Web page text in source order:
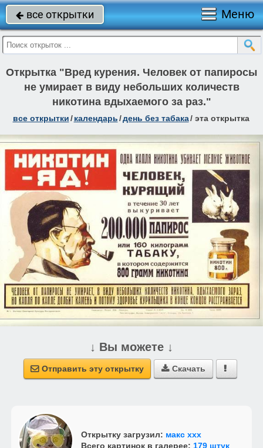
 все открытки Меню
Открытка "Вред курения. Человек от папиросы
не умирает в виду небольших количеств
никотина вдыхаемого за раз."
все открытки/ календарь/день без табака/ эта открытка
↓ Вы можете ↓
 Отправить эту открытку  Скачать 
Открытку загрузил: макс ххх
Всего картинок в галерее: 179 штук